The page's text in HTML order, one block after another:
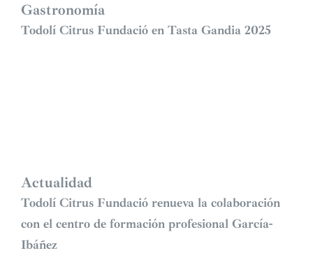
Gastronomía
Todolí Citrus Fundació en Tasta Gandia 2025
Actualidad
Todolí Citrus Fundació renueva la colaboración
con el centro de formación profesional García-
Ibáñez